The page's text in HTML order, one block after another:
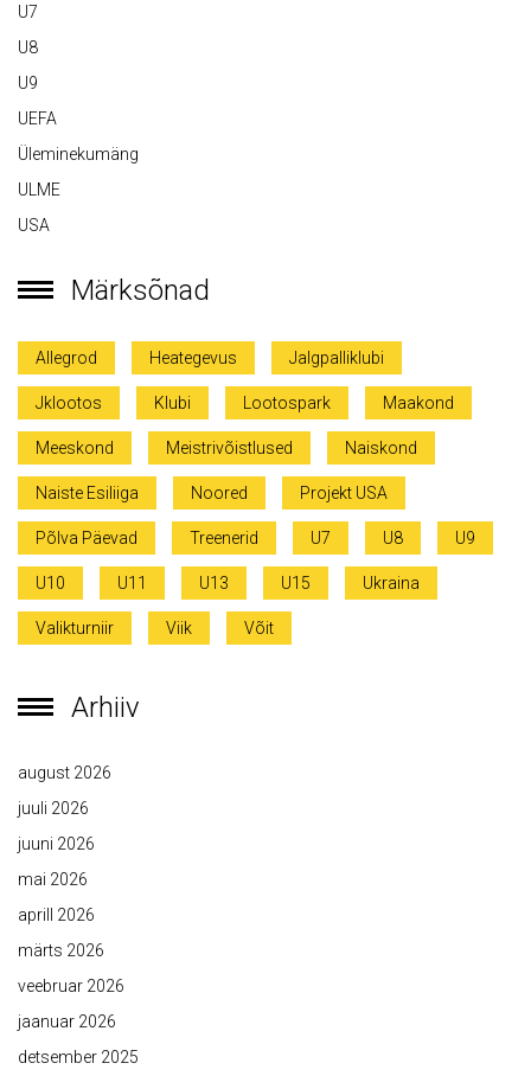
U7
U8
U9
UEFA
Üleminekumäng
ULME
USA
Märksõnad
Allegrod Heategevus Jalgpalliklubi
Jklootos Klubi Lootospark Maakond
Meeskond Meistrivõistlused Naiskond
Naiste Esiliiga Noored Projekt USA
Põlva Päevad Treenerid U7 U8 U9
U10 U11 U13 U15 Ukraina
Valikturniir Viik Võit
Arhiiv
august 2026
juuli 2026
juuni 2026
mai 2026
aprill 2026
märts 2026
veebruar 2026
jaanuar 2026
detsember 2025